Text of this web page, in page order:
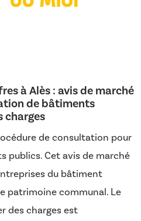
à Alès : avis de marché
de bâtiments
charges
de consultation pour
publics. Cet avis de marché
du bâtiment
patrimoine communal. Le
des charges est